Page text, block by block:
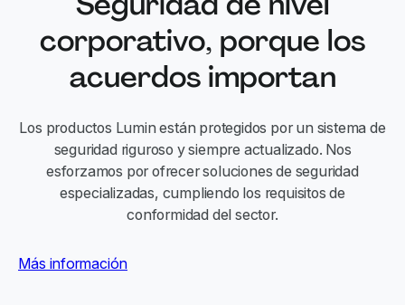
corporativo, porque los
acuerdos importan
Los productos Lumin están protegidos por un sistema de
seguridad riguroso y siempre actualizado. Nos
esforzamos por ofrecer soluciones de seguridad
especializadas, cumpliendo los requisitos de
conformidad del sector.
Más información